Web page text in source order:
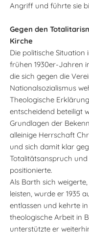
Angriff und führte sie
Gegen den
Kirche
Die politische
frühen 1930er-Jahren
die sich gegen die
Nationalsozialismus
Theologische
entscheidend beteiligt
Grundlagen der
alleinige Herrschaft
und sich damit klar
Totalitätsanspruch und
positionierte.
Als Barth sich
leisten, wurde er 1935
entlassen und kehrte
theologische Arbeit in
unterstützte er